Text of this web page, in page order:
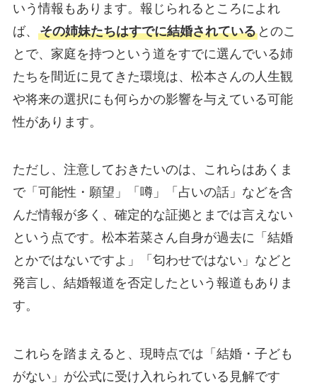
いう情報もあります。報じられるところによれ
ば、 その姉妹たちはすでに結婚されているとのこ
とで、家庭を持つという道をすでに選んでいる姉
たちを間近に見てきた環境は、松本さんの人生観
や将来の選択にも何らかの影響を与えている可能
性があります。
ただし、注意しておきたいのは、これらはあくま
で「可能性・願望」「噂」「占いの話」などを含
んだ情報が多く、確定的な証拠とまでは言えない
という点です。松本若菜さん自身が過去に「結婚
とかではないですよ」「匂わせではない」などと
発言し、結婚報道を否定したという報道もありま
す。
これらを踏まえると、現時点では「結婚・子ども
がない」が公式に受け入れられている見解です